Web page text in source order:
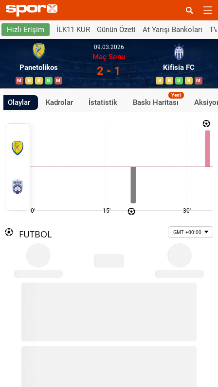
Hızlı Erişim İLK11 KUR Günün Özeti At Yarışı Bankoları
Panetolikos
M B B G M
09.03.2026
Maç Sonu
2 - 1 Kifisia FC
B B G B M
Olaylar Kadrolar İstatistik Baskı Haritası
Yeni
0' 15' 30'
FUTBOL GMT +00:00